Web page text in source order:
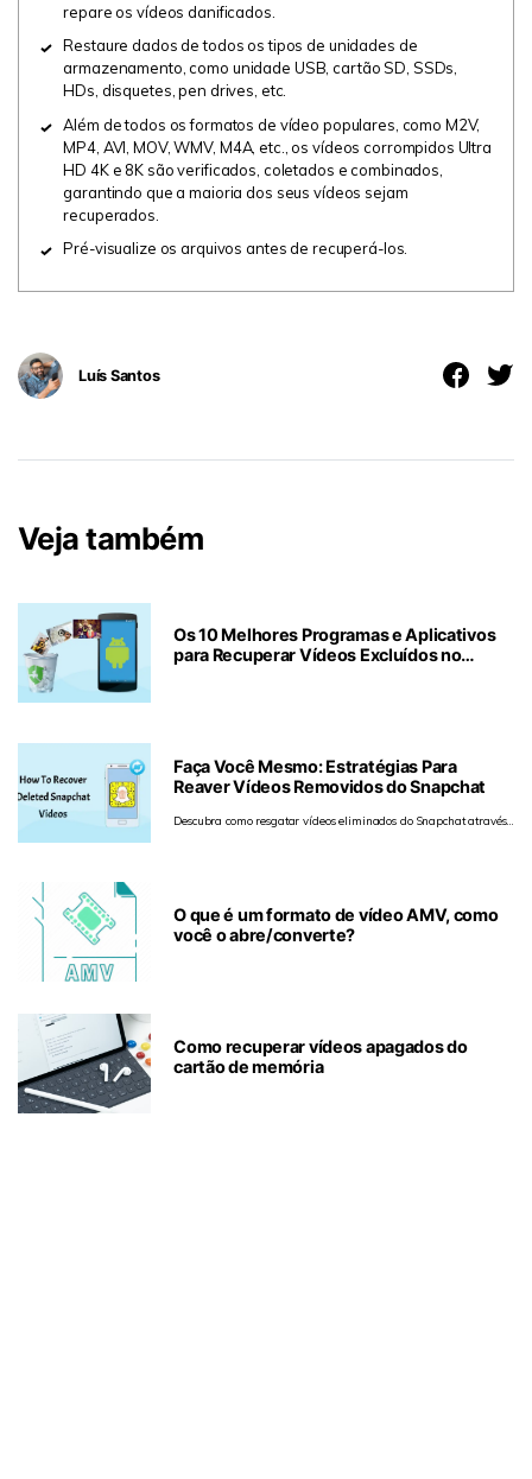
repare os vídeos danificados.
Restaure dados de todos os tipos de unidades de
armazenamento, como unidade USB, cartão SD, SSDs,
HDs, disquetes, pen drives, etc.
Além de todos os formatos de vídeo populares, como M2V,
MP4, AVI, MOV, WMV, M4A, etc., os vídeos corrompidos Ultra
HD 4K e 8K são verificados, coletados e combinados,
garantindo que a maioria dos seus vídeos sejam
recuperados.
Pré-visualize os arquivos antes de recuperá-los.
Luís Santos
Veja também
Os 10 Melhores Programas e Aplicativos
para Recuperar Vídeos Excluídos no
Faça Você Mesmo: Estratégias Para
Reaver Vídeos Removidos do Snapchat
Descubra como resgatar vídeos eliminados do Snapchat através
O que é um formato de vídeo AMV, como
você o abre/converte?
Como recuperar vídeos apagados do
cartão de memória